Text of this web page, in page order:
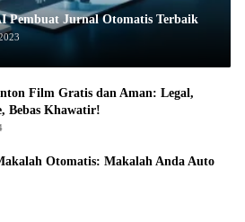
Pembuat Jurnal Otomatis Terbaik
Film Gratis dan Aman: Legal,
Bebas Khawatir!
Otomatis: Makalah Anda Auto